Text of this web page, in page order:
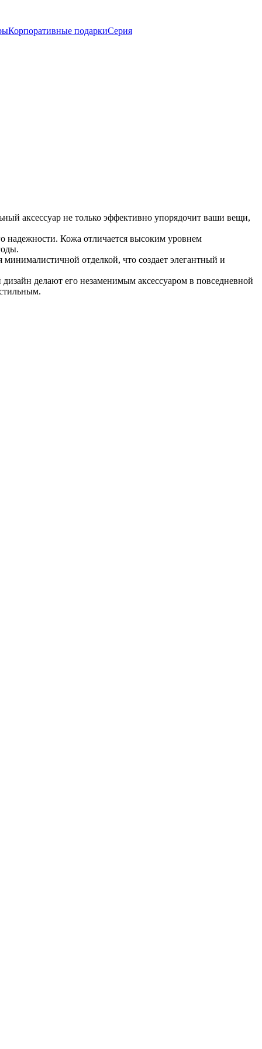
Корпоративные подаркиСерия
аксессуар не только эффективно упорядочит ваши вещи,
надежности. Кожа отличается высоким уровнем
отделкой, что создает элегантный и
делают его незаменимым аксессуаром в повседневной